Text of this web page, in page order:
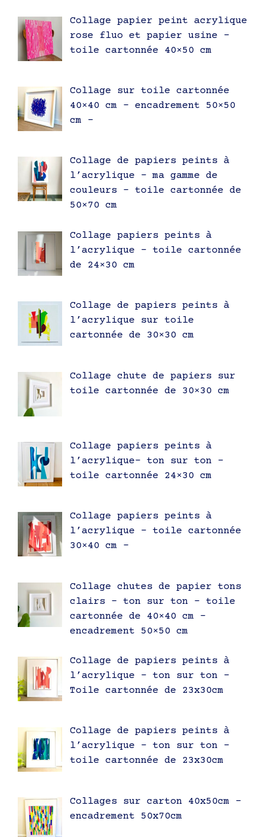
Collage papier peint acrylique
rose fluo et papier usine –
toile cartonnée 40×50 cm
Collage sur toile cartonnée
40×40 cm – encadrement 50×50
cm –
Collage de papiers peints à
l’acrylique – ma gamme de
couleurs – toile cartonnée de
50×70 cm
Collage papiers peints à
l’acrylique – toile cartonnée
de 24×30 cm
Collage de papiers peints à
l’acrylique sur toile
cartonnée de 30×30 cm
Collage chute de papiers sur
toile cartonnée de 30×30 cm
Collage papiers peints à
l’acrylique- ton sur ton –
toile cartonnée 24×30 cm
Collage papiers peints à
l’acrylique – toile cartonnée
30×40 cm –
Collage chutes de papier tons
clairs – ton sur ton – toile
cartonnée de 40×40 cm –
encadrement 50×50 cm
Collage de papiers peints à
l’acrylique – ton sur ton –
Toile cartonnée de 23x30cm
Collage de papiers peints à
l’acrylique – ton sur ton –
toile cartonnée de 23x30cm
Collages sur carton 40x50cm –
encadrement 50x70cm